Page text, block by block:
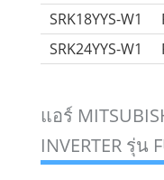
SRK18YYS-W1
SRK24YYS-W1
แอร์
INVERTER รุ่น